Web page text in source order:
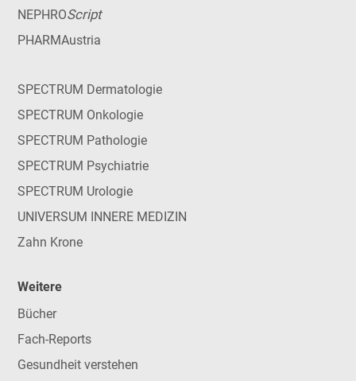
NEPHROScript
PHARMAustria
SPECTRUM Dermatologie
SPECTRUM Onkologie
SPECTRUM Pathologie
SPECTRUM Psychiatrie
SPECTRUM Urologie
UNIVERSUM INNERE MEDIZIN
Zahn Krone
Weitere
Bücher
Fach-Reports
Gesundheit verstehen